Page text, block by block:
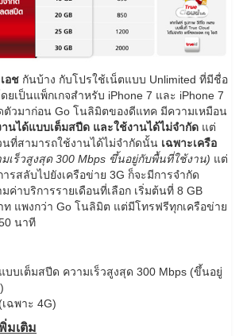
อช กันบ้าง กับโปรใช้เน็ตแบบ Unlimited ที่มีชื่อ
ยเป็นแพ็กเกจสำหรับ iPhone 7 และ iPhone 7
ตัวมาก่อน Go โนลิมิตของดีแทค มีความเหมือน
นได้แบบเต็มสปีด และใช้งานได้ไม่จำกัด แต่
ที่สามารถใช้งานได้ไม่จำกัดนั้น เฉพาะเครือ
เร็วสูงสุด 300 Mbps ขึ้นอยู่กับพื้นที่ใช้งาน) แต่
รสลับไปยังเครือข่าย 3G ก็จะมีการจำกัด
ค่าบริการรายเดือนที่เลือก เริ่มต้นที่ 8 GB
ท แพงกว่า Go โนลิมิต แต่มีโทรฟรีทุกเครือข่าย
นาที
บบเต็มสปีด ความเร็วสูงสุด 300 Mbps (ขึ้นอยู่
ฉพาะ 4G)
มเติม